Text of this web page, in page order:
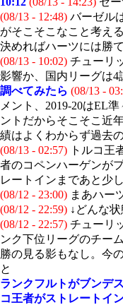
(08/13 - 12:48) バーゼル
がそこそこなこと考え
決めればハーツには勝
(08/13 - 10:02) チューリ
影響か、国内リーグは4
調べてみたら (08/13 -
メント、2019-20はEL
ントだからそこそこ近
績はよくわからず過去
(08/13 - 02:57) トルコ王
者のコペンハーゲンが
レートインまであと少
(08/12 - 23:00) まあハー
(08/12 - 22:59) ↓どんな
(08/12 - 22:57) チューリ
ンク下位リーグのチー
勝の見る影もなし。今
と
ランクフルトがブンデ
コ王者がストレートイ